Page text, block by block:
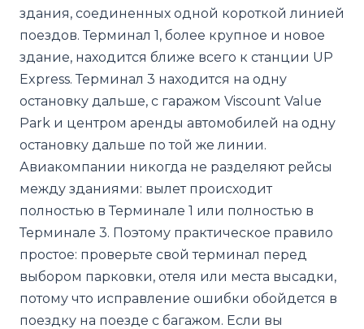
здания, соединенных одной короткой линией
поездов. Терминал 1, более крупное и новое
здание, находится ближе всего к станции UP
Express. Терминал 3 находится на одну
остановку дальше, с гаражом Viscount Value
Park и центром аренды автомобилей на одну
остановку дальше по той же линии.
Авиакомпании никогда не разделяют рейсы
между зданиями: вылет происходит
полностью в Терминале 1 или полностью в
Терминале 3. Поэтому практическое правило
простое: проверьте свой терминал перед
выбором парковки, отеля или места высадки,
потому что исправление ошибки обойдется в
поездку на поезде с багажом. Если вы